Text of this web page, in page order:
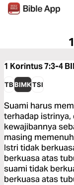
1 Korintus 7:3-4
TBBIMKTSI
Suami harus
terhadap
kewajibannya
masing
Istri tidak
berkuasa atas
suami tidak
berkuasa atas